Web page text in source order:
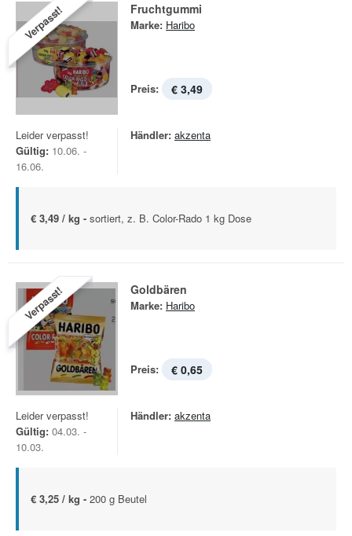
Verpasst! Fruchtgummi
Marke: Haribo
Preis: € 3,49
Leider verpasst!
Gültig: 10.06. -
16.06.
Händler: akzenta
€ 3,49 / kg - sortiert, z. B. Color-Rado 1 kg Dose
Verpasst! Goldbären
Marke: Haribo
Preis: € 0,65
Leider verpasst!
Gültig: 04.03. -
10.03.
Händler: akzenta
€ 3,25 / kg - 200 g Beutel